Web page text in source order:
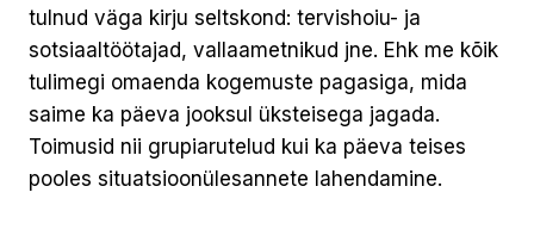
tulnud väga kirju seltskond: tervishoiu- ja
sotsiaaltöötajad, vallaametnikud jne. Ehk me kõik
tulimegi omaenda kogemuste pagasiga, mida
saime ka päeva jooksul üksteisega jagada.
Toimusid nii grupiarutelud kui ka päeva teises
pooles situatsioonülesannete lahendamine.